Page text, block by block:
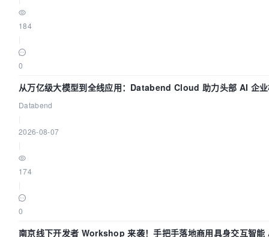
184
0
从万亿级大模型到全线应用：Databend Cloud 助力头部 AI 企
Databend
2026-08-07
174
0
南京线下开发者 Workshop 来袭！手把手落地商用具身交互智